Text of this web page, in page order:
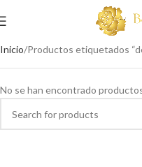
Inicio Productos etiquetados
No se han encontrado